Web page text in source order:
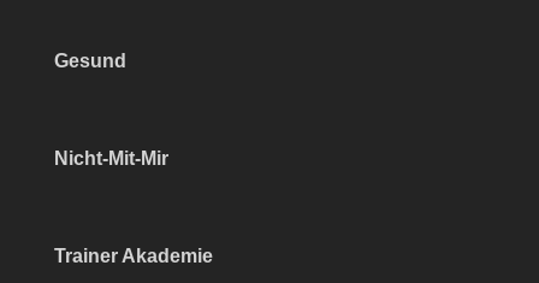
Gesund
Nicht-Mit-Mir
Trainer Akademie